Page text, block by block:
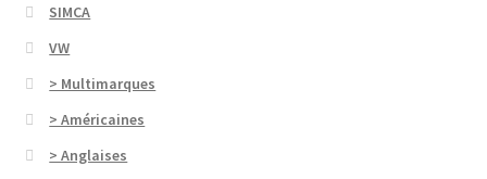
SIMCA
VW
> Multimarques
> Américaines
> Anglaises